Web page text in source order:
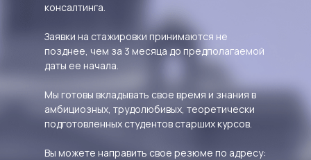
консалтинга.
Заявки на стажировки принимаются не
позднее, чем за 3 месяца до предполагаемой
даты ее начала.
Мы готовы вкладывать свое время и знания в
амбициозных, трудолюбивых, теоретически
подготовленных студентов старших курсов.
Вы можете направить свое резюме по адресу: